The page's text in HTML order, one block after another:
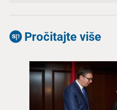
Pročitajte više